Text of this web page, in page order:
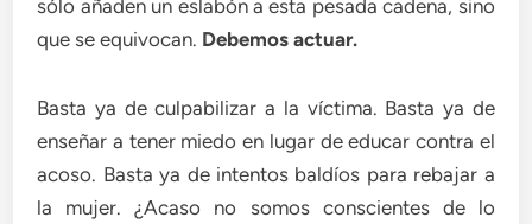
sólo añaden un eslabón a esta pesada cadena, sino
que se equivocan. Debemos actuar.
Basta ya de culpabilizar a la víctima. Basta ya de
enseñar a tener miedo en lugar de educar contra el
acoso. Basta ya de intentos baldíos para rebajar a
la mujer. ¿Acaso no somos conscientes de lo